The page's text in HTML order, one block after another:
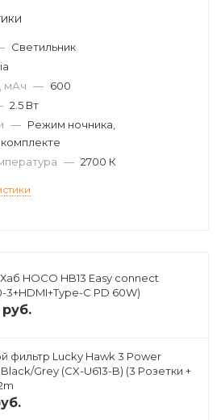
Светильник
мАч — 600
2.5 Вт
— Режим ночника,
— 2700 К
HOCO HB13 Easy connect
3+HDMI+Type-C PD 60W)
руб.
фильтр Lucky Hawk 3 Power
Grey (CX-U613-B) (3 Розетки +